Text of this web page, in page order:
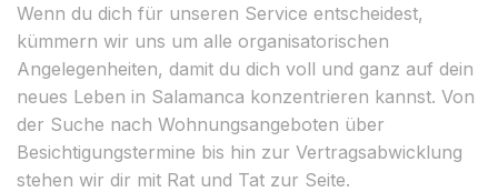
Wenn du dich für unseren Service entscheidest,
kümmern wir uns um alle organisatorischen
Angelegenheiten, damit du dich voll und ganz auf dein
neues Leben in Salamanca konzentrieren kannst. Von
der Suche nach Wohnungsangeboten über
Besichtigungstermine bis hin zur Vertragsabwicklung
stehen wir dir mit Rat und Tat zur Seite.